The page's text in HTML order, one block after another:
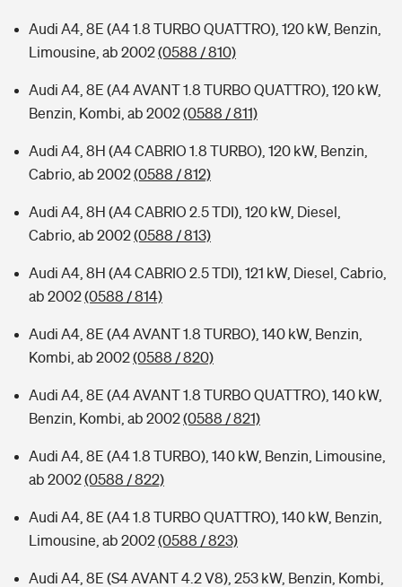
Audi A4, 8E (A4 1.8 TURBO QUATTRO), 120 kW, Benzin,
Limousine, ab 2002(0588 / 810)
Audi A4, 8E (A4 AVANT 1.8 TURBO QUATTRO), 120 kW,
Benzin, Kombi, ab 2002(0588 / 811)
Audi A4, 8H (A4 CABRIO 1.8 TURBO), 120 kW, Benzin,
Cabrio, ab 2002(0588 / 812)
Audi A4, 8H (A4 CABRIO 2.5 TDI), 120 kW, Diesel,
Cabrio, ab 2002(0588 / 813)
Audi A4, 8H (A4 CABRIO 2.5 TDI), 121 kW, Diesel, Cabrio,
ab 2002(0588 / 814)
Audi A4, 8E (A4 AVANT 1.8 TURBO), 140 kW, Benzin,
Kombi, ab 2002(0588 / 820)
Audi A4, 8E (A4 AVANT 1.8 TURBO QUATTRO), 140 kW,
Benzin, Kombi, ab 2002(0588 / 821)
Audi A4, 8E (A4 1.8 TURBO), 140 kW, Benzin, Limousine,
ab 2002(0588 / 822)
Audi A4, 8E (A4 1.8 TURBO QUATTRO), 140 kW, Benzin,
Limousine, ab 2002(0588 / 823)
Audi A4, 8E (S4 AVANT 4.2 V8), 253 kW, Benzin, Kombi,